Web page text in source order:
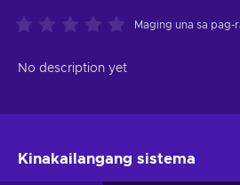
Maging una sa pag-
No description yet
Kinakailangang sistema